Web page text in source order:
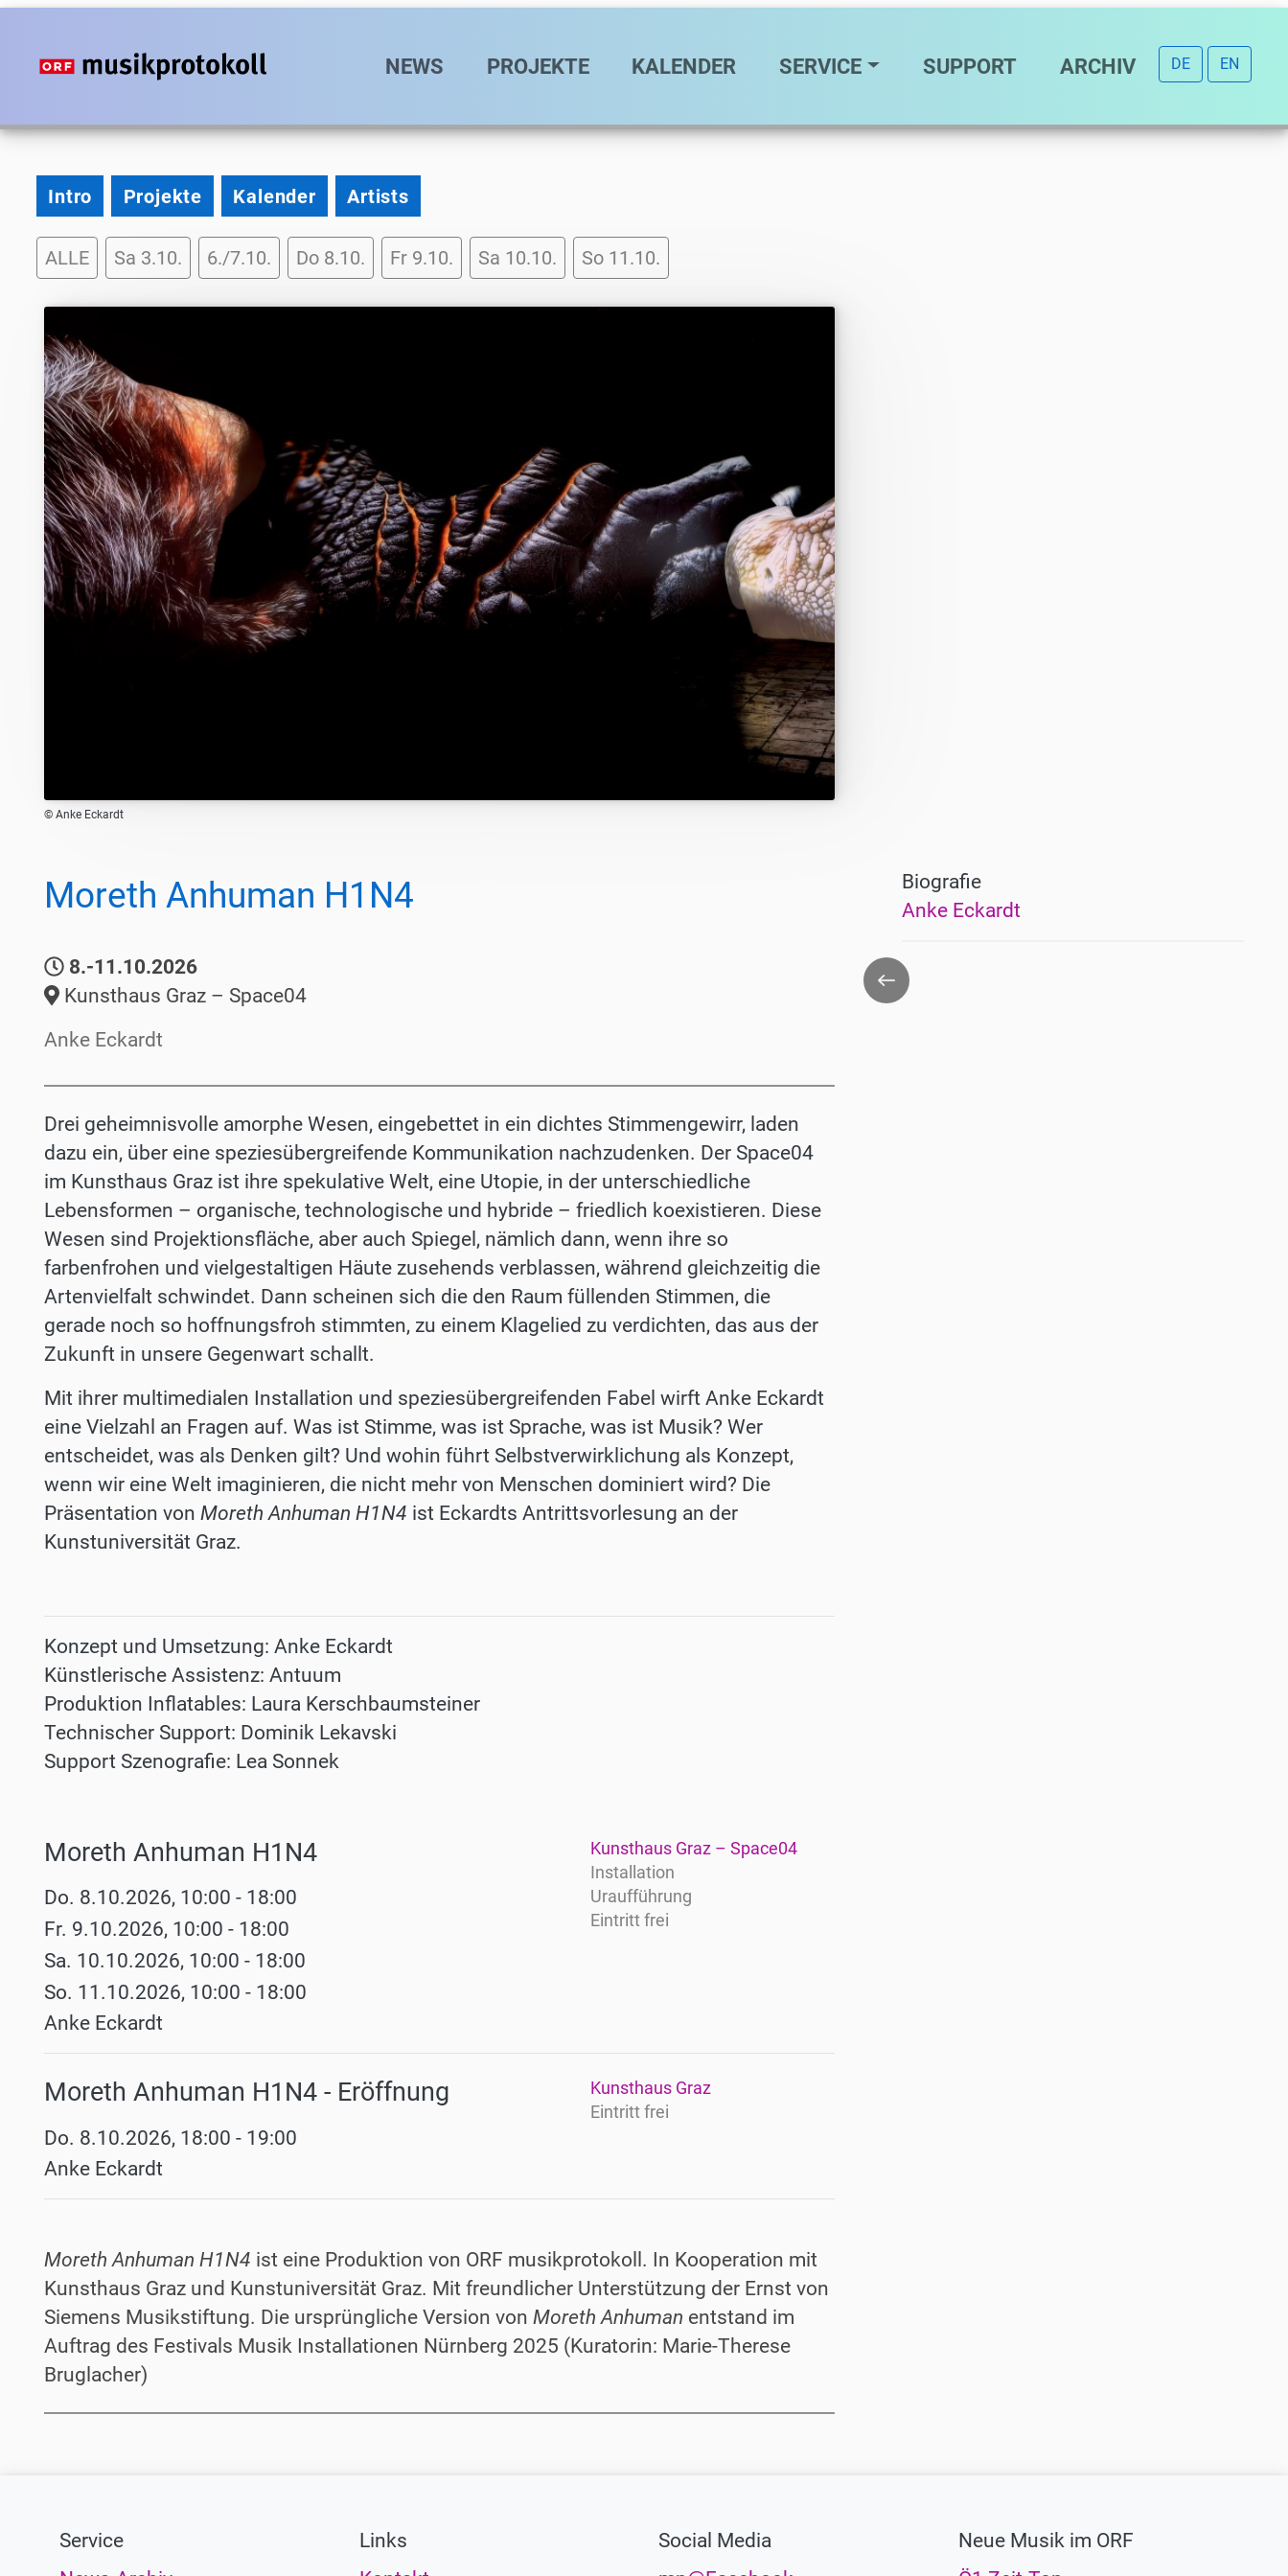
Direkt
Inhalt
Hauptnavigation
NEWS PROJEKTE KALENDER SERVICE SUPPORT ARCHIV DE EN
Intro
Projekte Kalender Artists
Programm-
Tag-
ALLE Sa 3.10. 6./7.10. Do 8.10. Fr 9.10. Sa 10.10. So 11.10.
© Anke Eckardt
Moreth Anhuman H1N4
8.-11.10.2026
Kunsthaus Graz – Space04
Anke Eckardt
Drei geheimnisvolle amorphe Wesen, eingebettet in ein dichtes Stimmengewirr, laden
dazu ein, über eine speziesübergreifende Kommunikation nachzudenken. Der Space04
im Kunsthaus Graz ist ihre spekulative Welt, eine Utopie, in der unterschiedliche
Lebensformen – organische, technologische und hybride – friedlich koexistieren. Diese
Wesen sind Projektionsfläche, aber auch Spiegel, nämlich dann, wenn ihre so
farbenfrohen und vielgestaltigen Häute zusehends verblassen, während gleichzeitig die
Artenvielfalt schwindet. Dann scheinen sich die den Raum füllenden Stimmen, die
gerade noch so hoffnungsfroh stimmten, zu einem Klagelied zu verdichten, das aus der
Zukunft in unsere Gegenwart schallt.
Mit ihrer multimedialen Installation und speziesübergreifenden Fabel wirft Anke Eckardt
eine Vielzahl an Fragen auf. Was ist Stimme, was ist Sprache, was ist Musik? Wer
entscheidet, was als Denken gilt? Und wohin führt Selbstverwirklichung als Konzept,
wenn wir eine Welt imaginieren, die nicht mehr von Menschen dominiert wird? Die
Präsentation von Moreth Anhuman H1N4 ist Eckardts Antrittsvorlesung an der
Kunstuniversität Graz.
Konzept und Umsetzung: Anke Eckardt
Künstlerische Assistenz: Antuum
Produktion Inflatables: Laura Kerschbaumsteiner
Technischer Support: Dominik Lekavski
Support Szenografie: Lea Sonnek
Werke
Moreth Anhuman H1N4
Do. 8.10.2026, 10:00 - 18:00
Fr. 9.10.2026, 10:00 - 18:00
Sa. 10.10.2026, 10:00 - 18:00
So. 11.10.2026, 10:00 - 18:00
Anke Eckardt
Kunsthaus Graz – Space04
Installation
Uraufführung
Eintritt frei
Moreth Anhuman H1N4 - Eröffnung
Do. 8.10.2026, 18:00 - 19:00
Anke Eckardt
Kunsthaus Graz
Eintritt frei
Moreth Anhuman H1N4 ist eine Produktion von ORF musikprotokoll. In Kooperation mit
Kunsthaus Graz und Kunstuniversität Graz. Mit freundlicher Unterstützung der Ernst von
Siemens Musikstiftung. Die ursprüngliche Version von Moreth Anhuman entstand im
Auftrag des Festivals Musik Installationen Nürnberg 2025 (Kuratorin: Marie-Therese
Bruglacher)
Biografie
Anke Eckardt
Zurück
Service
Links
Social Media
Neue Musik im ORF